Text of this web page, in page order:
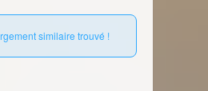
similaire trouvé !